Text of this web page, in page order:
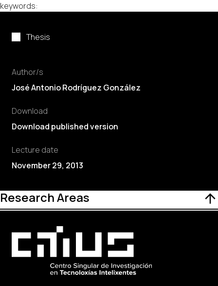
Thesis
Author/s
José Antonio Rodríguez González
Download
Download published version
Lecture date
November 29, 2013
Research Areas
keywords: